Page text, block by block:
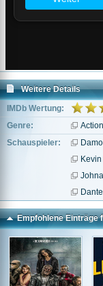
Weitere Details
IMDb Wertung:
Genre:
Action
Schauspieler:
Empfohlene Einträge